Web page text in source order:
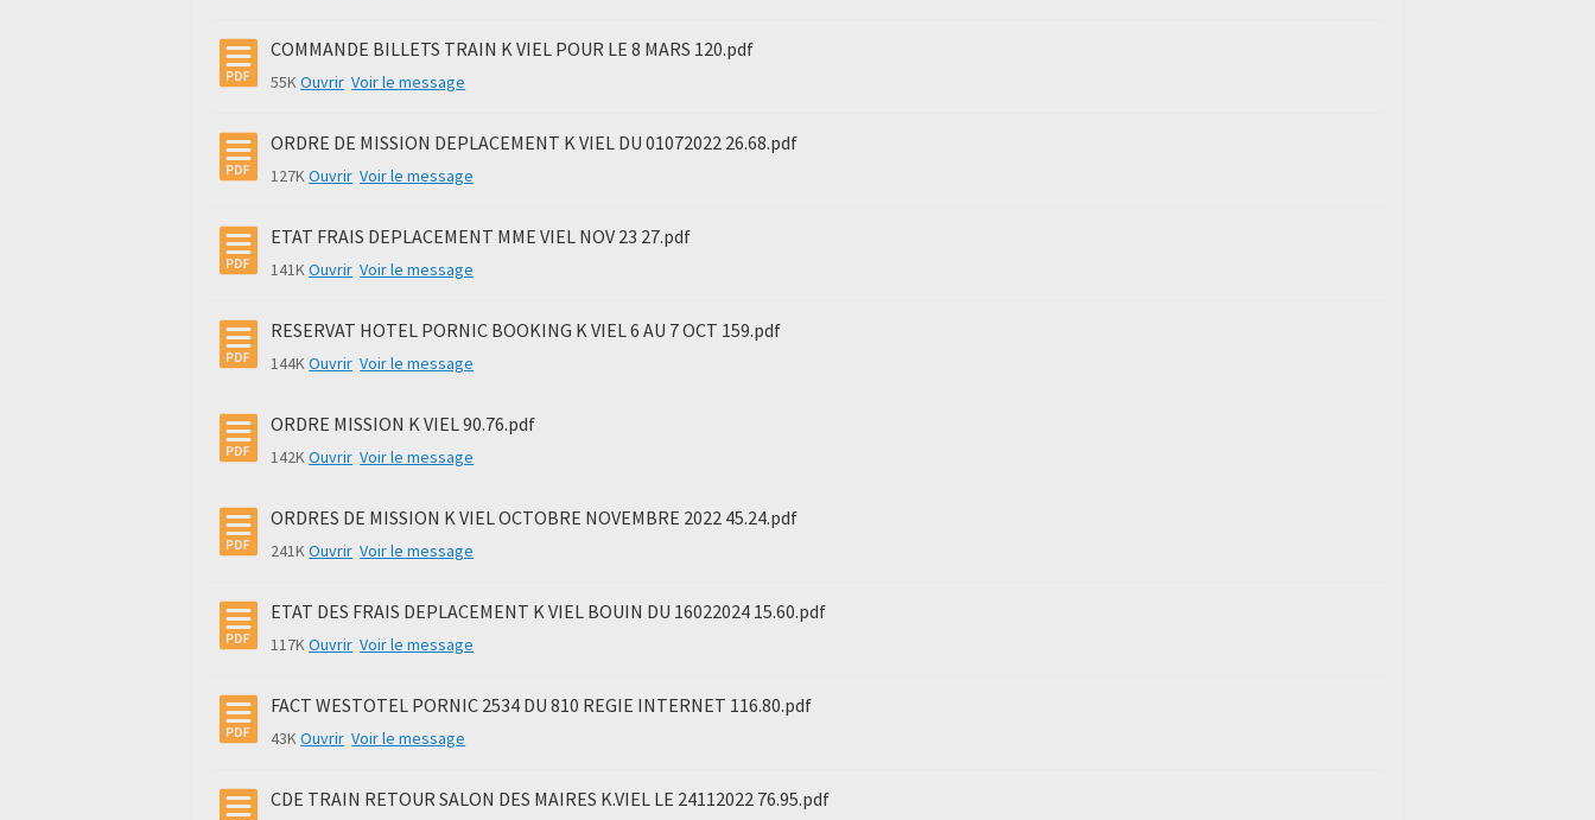
COMMANDE BILLETS TRAIN K VIEL POUR LE 8 MARS 120.pdf
55KOuvrir Voir le message
ORDRE DE MISSION DEPLACEMENT K VIEL DU 01072022 26.68.pdf
127KOuvrir Voir le message
ETAT FRAIS DEPLACEMENT MME VIEL NOV 23 27.pdf
141KOuvrir Voir le message
RESERVAT HOTEL PORNIC BOOKING K VIEL 6 AU 7 OCT 159.pdf
144KOuvrir Voir le message
ORDRE MISSION K VIEL 90.76.pdf
142KOuvrir Voir le message
ORDRES DE MISSION K VIEL OCTOBRE NOVEMBRE 2022 45.24.pdf
241KOuvrir Voir le message
ETAT DES FRAIS DEPLACEMENT K VIEL BOUIN DU 16022024 15.60.pdf
117KOuvrir Voir le message
FACT WESTOTEL PORNIC 2534 DU 810 REGIE INTERNET 116.80.pdf
43KOuvrir Voir le message
CDE TRAIN RETOUR SALON DES MAIRES K.VIEL LE 24112022 76.95.pdf